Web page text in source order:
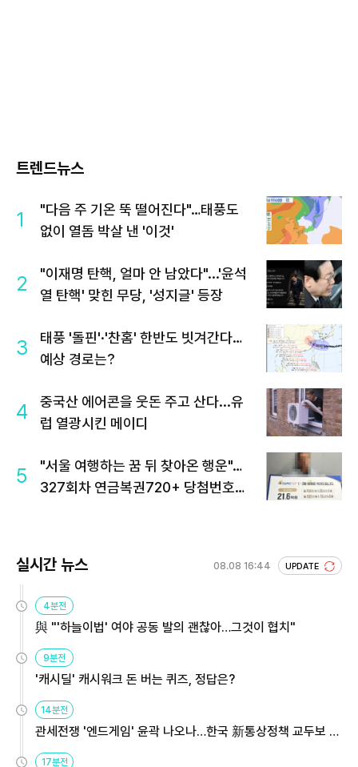
트렌드뉴스
1
"다음 주 기온 뚝 떨어진다"…태풍도
없이 열돔 박살 낸 '이것'
2
"이재명 탄핵, 얼마 안 남았다"...'윤석
열 탄핵' 맞힌 무당, '성지글' 등장
3
태풍 '돌핀'·'찬홈' 한반도 빗겨간다…
예상 경로는?
4
중국산 에어콘을 웃돈 주고 산다...유
럽 열광시킨 메이디
5
"서울 여행하는 꿈 뒤 찾아온 행운"…
327회차 연금복권720+ 당첨번호조
실시간 뉴스 08.08 16:44 UPDATE
4분전
與 "'하늘이법' 여야 공동 발의 괜찮아…그것이 협치"
9분전
'캐시딜' 캐시워크 돈 버는 퀴즈, 정답은?
14분전
관세전쟁 '엔드게임' 윤곽 나오나…한국 新통상정책 교두보 활
17분전